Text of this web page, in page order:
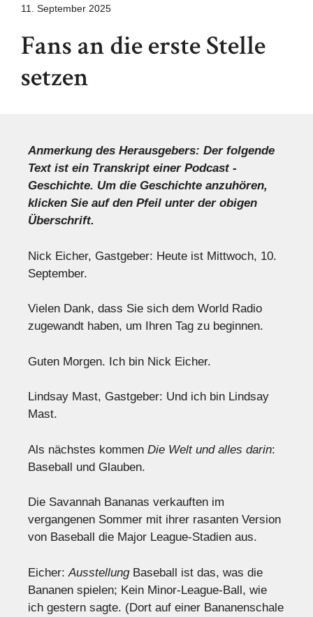
11. September 2025
Fans an die erste Stelle
setzen
Anmerkung des Herausgebers: Der folgende
Text ist ein Transkript einer Podcast -
Geschichte. Um die Geschichte anzuhören,
klicken Sie auf den Pfeil unter der obigen
Überschrift.
Nick Eicher, Gastgeber: Heute ist Mittwoch, 10.
September.
Vielen Dank, dass Sie sich dem World Radio
zugewandt haben, um Ihren Tag zu beginnen.
Guten Morgen. Ich bin Nick Eicher.
Lindsay Mast, Gastgeber: Und ich bin Lindsay
Mast.
Als nächstes kommen Die Welt und alles darin:
Baseball und Glauben.
Die Savannah Bananas verkauften im
vergangenen Sommer mit ihrer rasanten Version
von Baseball die Major League-Stadien aus.
Eicher: AusstellungBaseball ist das, was die
Bananen spielen; Kein Minor-League-Ball, wie
ich gestern sagte. (Dort auf einer Bananenschale